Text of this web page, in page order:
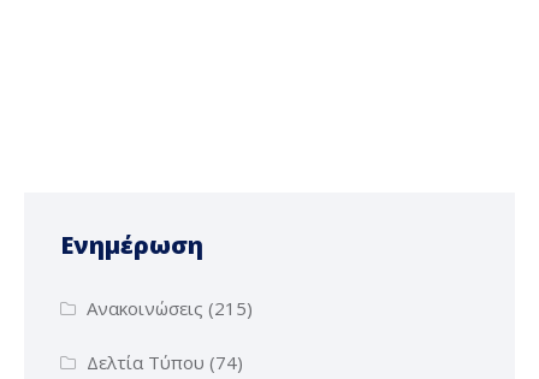
Ενημέρωση
Ανακοινώσεις (215)
Δελτία Τύπου (74)